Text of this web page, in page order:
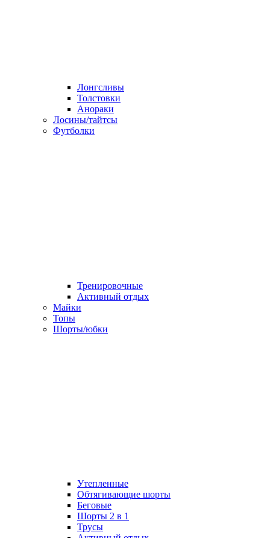
Лонгсливы
Толстовки
Анораки
Лосины/тайтсы
Футболки
Тренировочные
Активный отдых
Майки
Топы
Шорты/юбки
Утепленные
Обтягивающие шорты
Беговые
Шорты 2 в 1
Трусы